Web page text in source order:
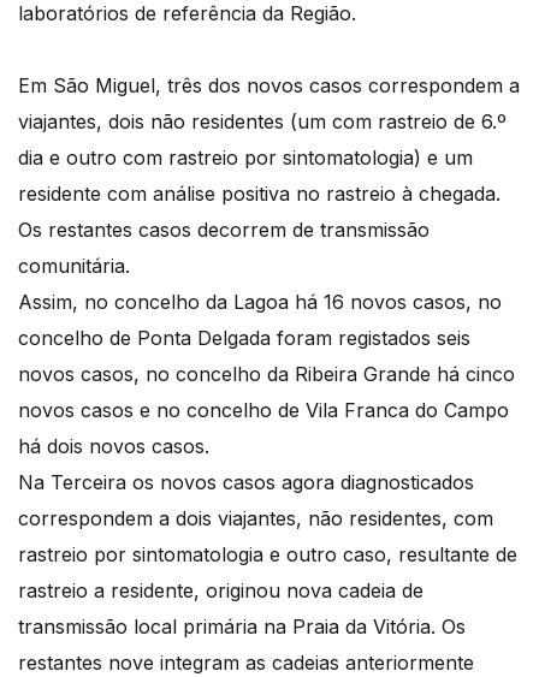
laboratórios de referência da Região.
Em São Miguel, três dos novos casos correspondem a
viajantes, dois não residentes (um com rastreio de 6.º
dia e outro com rastreio por sintomatologia) e um
residente com análise positiva no rastreio à chegada.
Os restantes casos decorrem de transmissão
comunitária.
Assim, no concelho da Lagoa há 16 novos casos, no
concelho de Ponta Delgada foram registados seis
novos casos, no concelho da Ribeira Grande há cinco
novos casos e no concelho de Vila Franca do Campo
há dois novos casos.
Na Terceira os novos casos agora diagnosticados
correspondem a dois viajantes, não residentes, com
rastreio por sintomatologia e outro caso, resultante de
rastreio a residente, originou nova cadeia de
transmissão local primária na Praia da Vitória. Os
restantes nove integram as cadeias anteriormente